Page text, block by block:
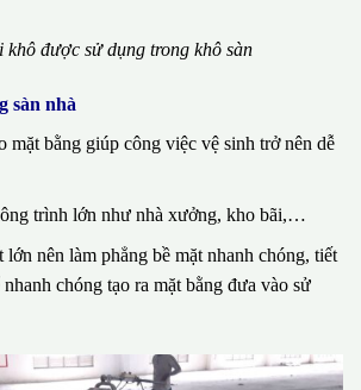
khô được sử dụng trong khô sàn
sàn nhà
mặt bằng giúp công việc vệ sinh trở nên dễ
trình lớn như nhà xưởng, kho bãi,…
lớn nên làm phẳng bề mặt nhanh chóng, tiết
chóng tạo ra mặt bằng đưa vào sử